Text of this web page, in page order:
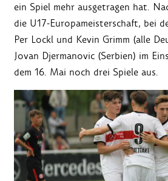
ein Spiel mehr ausgetragen hat.
die U17-Europameisterschaft, bei
Per Lockl und Kevin Grimm (alle
Jovan Djermanovic (Serbien) im
dem 16. Mai noch drei Spiele aus.